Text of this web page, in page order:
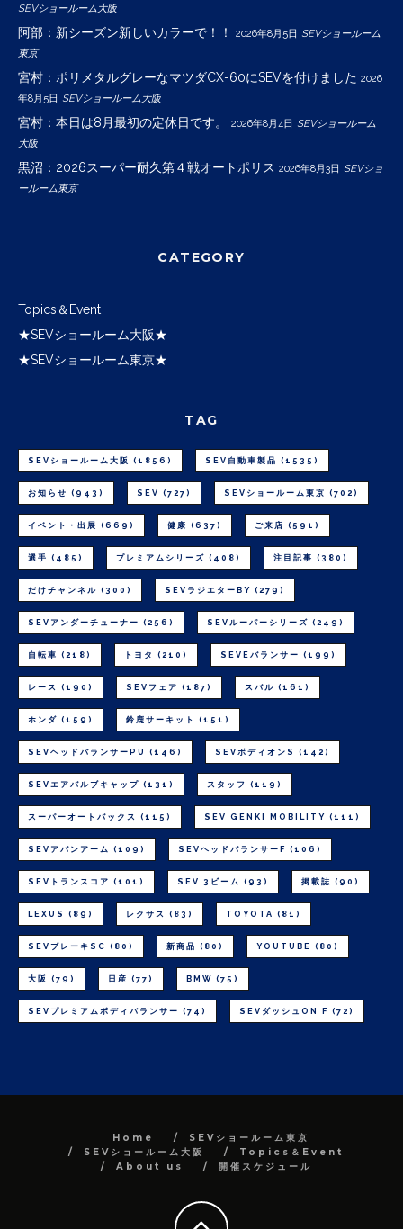
SEVショールーム大阪
阿部：新シーズン新しいカラーで！！ 2026年8月5日 SEVショールーム
東京
宮村：ポリメタルグレーなマツダCX-60にSEVを付けました 2026
年8月5日 SEVショールーム大阪
宮村：本日は8月最初の定休日です。 2026年8月4日 SEVショールーム
大阪
黒沼：2026スーパー耐久第４戦オートポリス 2026年8月3日 SEVショ
ールーム東京
CATEGORY
Topics＆Event
★SEVショールーム大阪★
★SEVショールーム東京★
TAG
SEVショールーム大阪 (1856) SEV自動車製品 (1535)
お知らせ (943) SEV (727) SEVショールーム東京 (702)
イベント・出展 (669) 健康 (637) ご来店 (591)
選手 (485) プレミアムシリーズ (408) 注目記事 (380)
だけチャンネル (300) SEVラジエターBY (279)
SEVアンダーチューナー (256) SEVルーパーシリーズ (249)
自転車 (218) トヨタ (210) SEVEバランサー (199)
レース (190) SEVフェア (187) スバル (161)
ホンダ (159) 鈴鹿サーキット (151)
SEVヘッドバランサーPU (146) SEVボディオンS (142)
SEVエアバルブキャップ (131) スタッフ (119)
スーパーオートバックス (115) SEV GENKI MOBILITY (111)
SEVアバンアーム (109) SEVヘッドバランサーF (106)
SEVトランスコア (101) SEV 3ビーム (93) 掲載誌 (90)
LEXUS (89) レクサス (83) TOYOTA (81)
SEVブレーキSC (80) 新商品 (80) YOUTUBE (80)
大阪 (79) 日産 (77) BMW (75)
SEVプレミアムボディバランサー (74) SEVダッシュON F (72)
Home
SEVショールーム東京
SEVショールーム大阪
Topics＆Event
About us
開催スケジュール